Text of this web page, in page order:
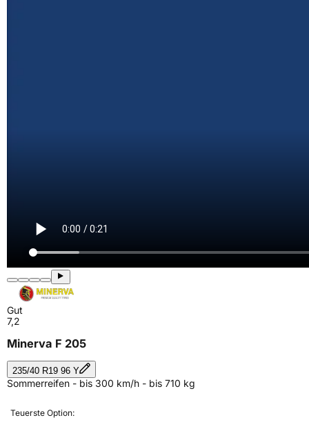
Gut
7,2
Minerva F 205
235/40 R19 96 Y
Sommerreifen - bis 300 km/h - bis 710 kg
Teuerste Option: